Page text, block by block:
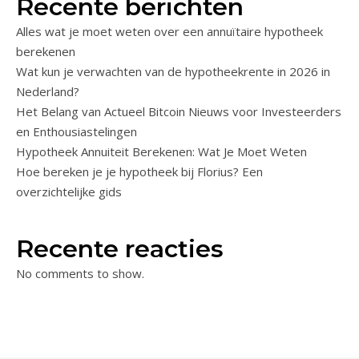
Recente berichten
Alles wat je moet weten over een annuïtaire hypotheek
berekenen
Wat kun je verwachten van de hypotheekrente in 2026 in
Nederland?
Het Belang van Actueel Bitcoin Nieuws voor Investeerders
en Enthousiastelingen
Hypotheek Annuiteit Berekenen: Wat Je Moet Weten
Hoe bereken je je hypotheek bij Florius? Een
overzichtelijke gids
Recente reacties
No comments to show.